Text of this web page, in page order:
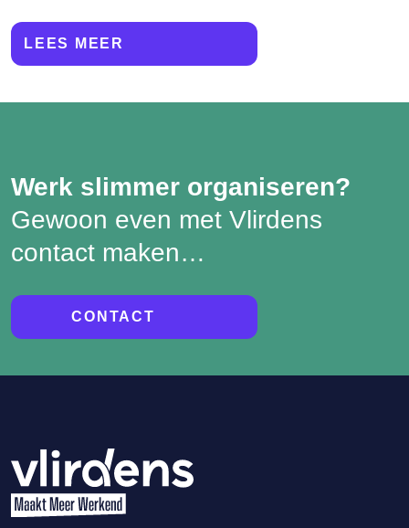
LEES MEER
Werk slimmer organiseren?
Gewoon even met Vlirdens
contact maken…
CONTACT